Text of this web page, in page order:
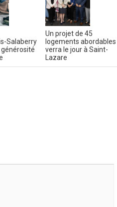
Salaberry
Un projet de 45
logements abordables
verra le jour à Saint-
Lazare